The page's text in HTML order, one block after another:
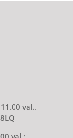
val.,
val.: